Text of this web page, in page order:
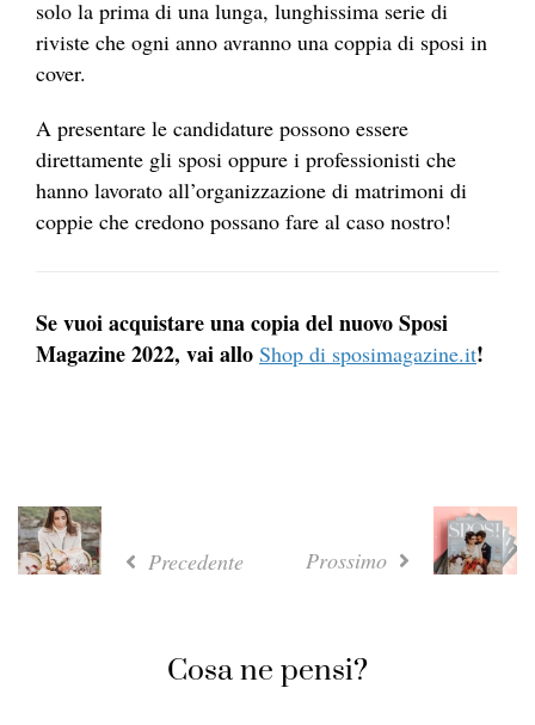
solo la prima di una lunga, lunghissima serie di
riviste che ogni anno avranno una coppia di sposi in
cover.
A presentare le candidature possono essere
direttamente gli sposi oppure i professionisti che
hanno lavorato all’organizzazione di matrimoni di
coppie che credono possano fare al caso nostro!
Se vuoi acquistare una copia del nuovo Sposi
Magazine 2022, vai allo Shop di sposimagazine.it!
Precedente Prossimo
Cosa ne pensi?